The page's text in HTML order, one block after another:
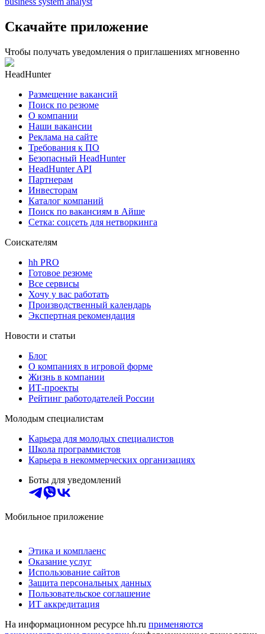
Скачайте приложение
Чтобы получать уведомления о приглашениях мгновенно
HeadHunter
Размещение вакансий
Поиск по резюме
О компании
Наши вакансии
Реклама на сайте
Требования к ПО
Безопасный HeadHunter
HeadHunter API
Партнерам
Инвесторам
Каталог компаний
Поиск по вакансиям в Айше
Сетка: соцсеть для нетворкинга
Соискателям
hh PRO
Готовое резюме
Все сервисы
Хочу у вас работать
Производственный календарь
Экспертная рекомендация
Новости и статьи
Блог
О компаниях в игровой форме
Жизнь в компании
ИТ-проекты
Рейтинг работодателей России
Молодым специалистам
Карьера для молодых специалистов
Школа программистов
Карьера в некоммерческих организациях
Боты для уведомлений
Мобильное приложение
Этика и комплаенс
Оказание услуг
Использование сайтов
Защита персональных данных
Пользовательское соглашение
ИТ аккредитация
На информационном ресурсе hh.ru применяются